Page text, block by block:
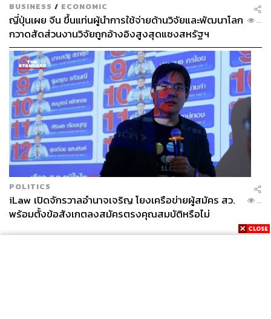
ติดตามการแข่งขันโอลิมปิกปารีส2024 – Paris 2024
Olympic Gamesได้ที่
เว็บไซต์https://thestandard.co/paris2024
Facebook : https://www.facebook.com/thestandardsport
YouTube :https://www.youtube.com/@TheStandardSport
TikTok :https://www.tiktok.com/@thestandardsport
Instagram :https://www.instagram.com/thestandardsport
ภาพ: beacon miller & tulsa luna / Instagram
อ้างอิง:
https://www.espn.com/olympics/gymnastics/story/_/i
d/40459211/2024-gymnastics-olympic-trials-beacon-
BUSINESS / ECONOMIC
ญี่ปุ่นเผย จีน ขึ้นแท่นผู้นำการใช้จ่ายด้านวิจัยและพัฒนาโลก
กวาดสัดส่วนงานวิจัยถูกอ้างอิงสูงสุดแซงสหรัฐฯ
...
POLITICS
iLaw เปิดจักรวาลอำนาจเจริญ โยงเครือข่ายผู้สมัคร สว.
พร้อมตั้งข้อสังเกตลงสมัครตรงคุณสมบัติหรือไม่
...